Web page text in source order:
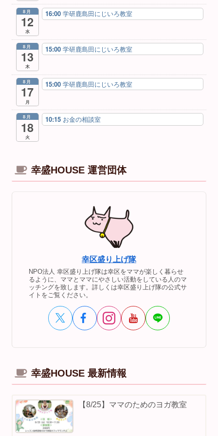
8月
12
水
16:00 学研鹿島田にじいろ教室
8月
13
木
15:00 学研鹿島田にじいろ教室
8月
17
月
15:00 学研鹿島田にじいろ教室
8月
18
火
10:15 お金の相談室
幸盛HOUSE 運営団体
幸区盛り上げ隊
NPO法人 幸区盛り上げ隊は幸区をママが楽しく暮らせ
るように、ママとママにやさしい活動をしている人のマ
ッチングを致します。詳しくは幸区盛り上げ隊の公式サ
イトをご覧ください。
幸盛HOUSE 最新情報
【8/25】ママのためのヨガ教室